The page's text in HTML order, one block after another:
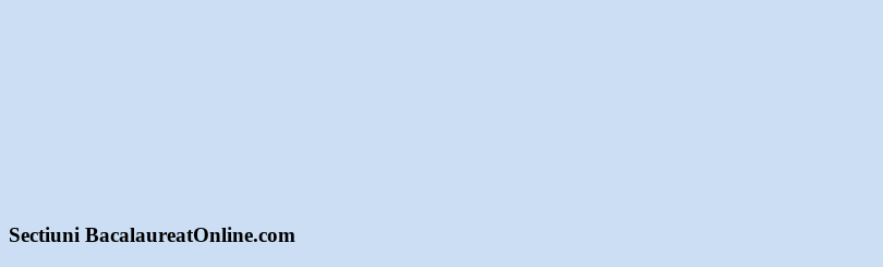
Sectiuni BacalaureatOnline.com